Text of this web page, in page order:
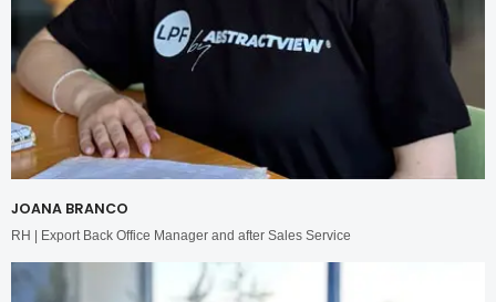
JOANA BRANCO
RH | Export Back Office Manager and after Sales Service